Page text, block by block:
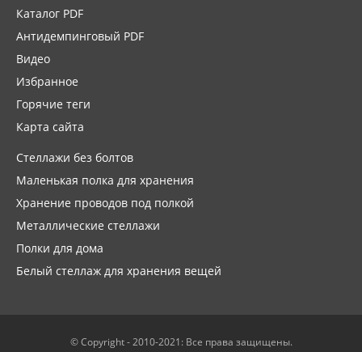
Каталог PDF
Антидемпинговый PDF
Видео
Избранное
Горячие теги
Карта сайта
Стеллажи без болтов
Маленькая полка для хранения
Хранение проводов под полкой
Металлические стеллажи
Полки для дома
Белый стеллаж для хранения вещей
© Copyright - 2010-2021: Все права защищены.